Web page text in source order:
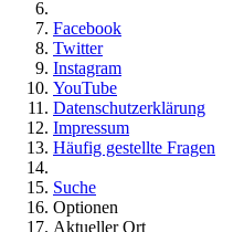
Facebook
Twitter
Instagram
YouTube
Datenschutzerklärung
Impressum
Häufig gestellte Fragen
Suche
Optionen
Aktueller Ort